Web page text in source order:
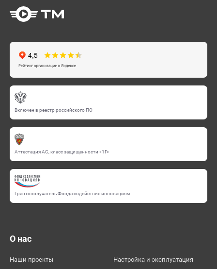
Включен в реестр российского ПО
Аттестация АС, класс защищенности «1Г»
Грантополучатель Фонда содействия инновациям
О нас
Наши проекты Настройка и эксплуатация